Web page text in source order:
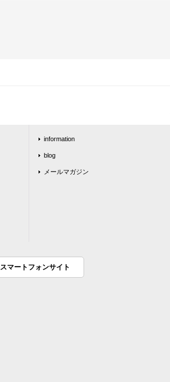
information
blog
メールマガジン
スマートフォンサイト